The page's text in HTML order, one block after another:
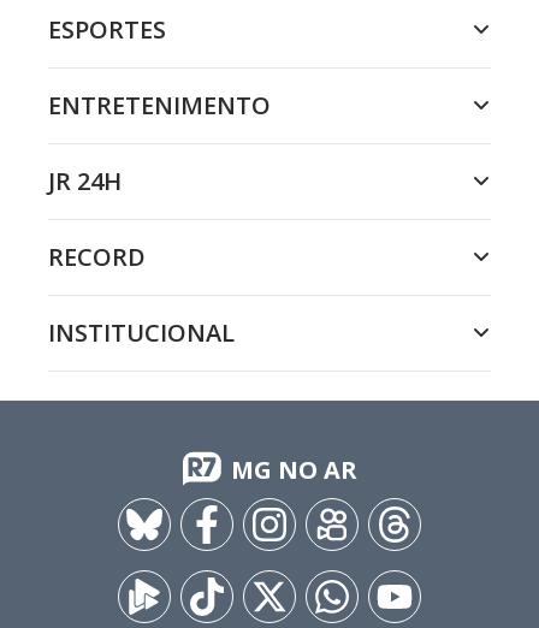
ESPORTES
ENTRETENIMENTO
JR 24H
RECORD
INSTITUCIONAL
MG NO AR